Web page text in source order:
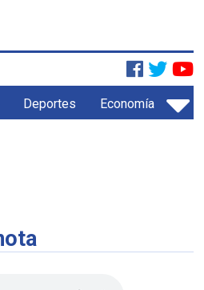
Deportes Economía